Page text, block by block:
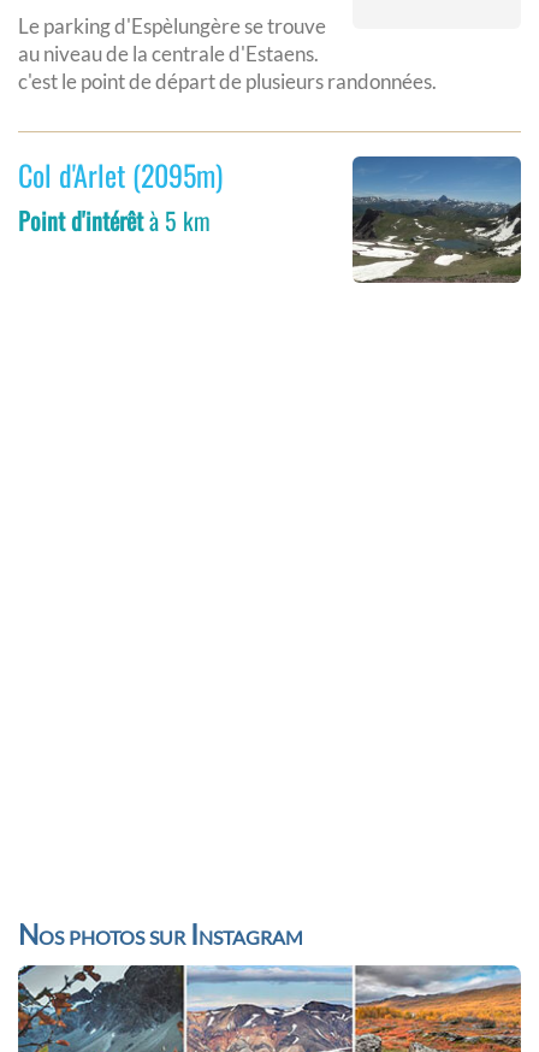
Le parking d'Espèlungère se trouve
au niveau de la centrale d'Estaens.
c'est le point de départ de plusieurs randonnées.
Col d'Arlet (2095m)
Point d'intérêtà 5 km
Nos photos sur Instagram